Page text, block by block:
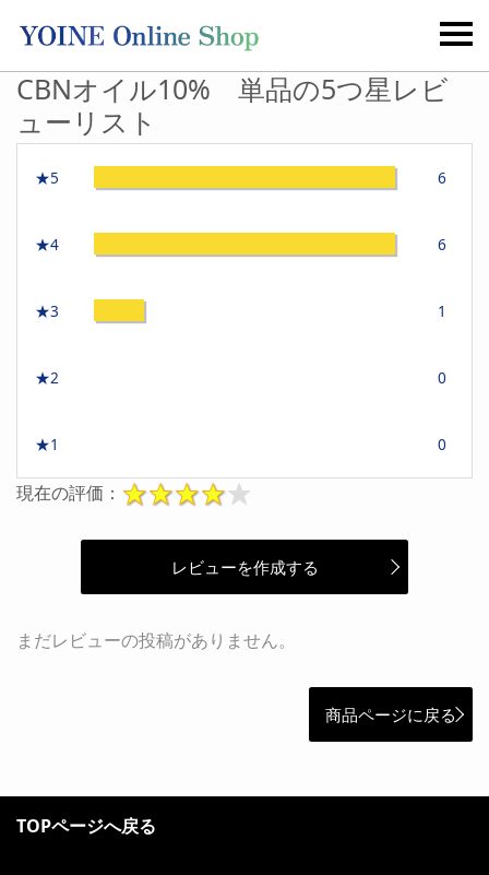
CBNオイル10% 単品の5つ星レビ
ューリスト
★5 6
★4 6
★3 1
★2 0
★1 0
現在の評価：
レビューを作成する
まだレビューの投稿がありません。
商品ページに戻る
TOPページへ戻る